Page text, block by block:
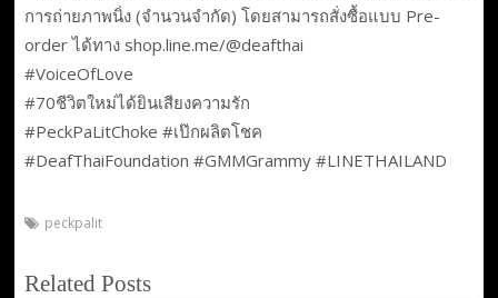
การถ่ายภาพนิ่ง (จำนวนจำกัด) โดยสามารถสั่งซื้อแบบ Pre-
order ได้ทาง shop.line.me/@deafthai
#VoiceOfLove
#70ชีวิตใหม่ได้ยินเสียงความรัก
#PeckPaLitChoke #เป๊กผลิตโชค
#DeafThaiFoundation #GMMGrammy #LINETHAILAND
peckpalit
Related Posts